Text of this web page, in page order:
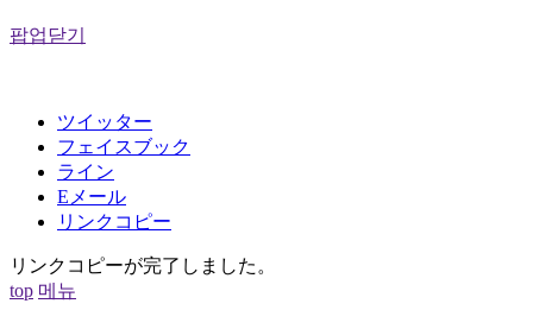
팝업닫기
ツイッター
フェイスブック
ライン
Eメール
リンクコピー
リンクコピーが完了しました。
top 메뉴